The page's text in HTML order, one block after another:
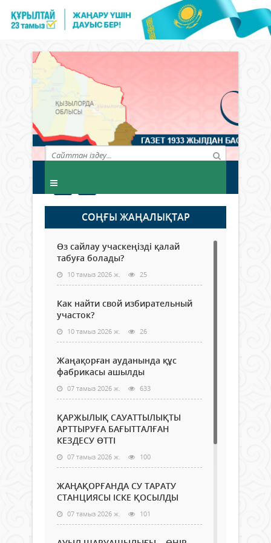
СОҢҒЫ ЖАҢАЛЫҚТАР
Өз сайлау учаскеңізді қалай
табуға болады?
10 тамыз 2026 ж. 25
Как найти свой избирательный
участок?
10 тамыз 2026 ж. 26
Жаңақорған ауданында құс
фабрикасы ашылды
07 тамыз 2026 ж. 633
ҚАРЖЫЛЫҚ САУАТТЫЛЫҚТЫ
АРТТЫРУҒА БАҒЫТТАЛҒАН
КЕЗДЕСУ ӨТТІ
07 тамыз 2026 ж. 100
ЖАҢАҚОРҒАНДА СУ ТАРАТУ
СТАНЦИЯСЫ ІСКЕ ҚОСЫЛДЫ
07 тамыз 2026 ж. 101